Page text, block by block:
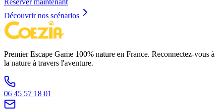
Découvrir nos scénarios
Premier Escape Game 100% nature en France. Reconnectez-vous à
la nature à travers l'aventure.
06 45 57 18 01